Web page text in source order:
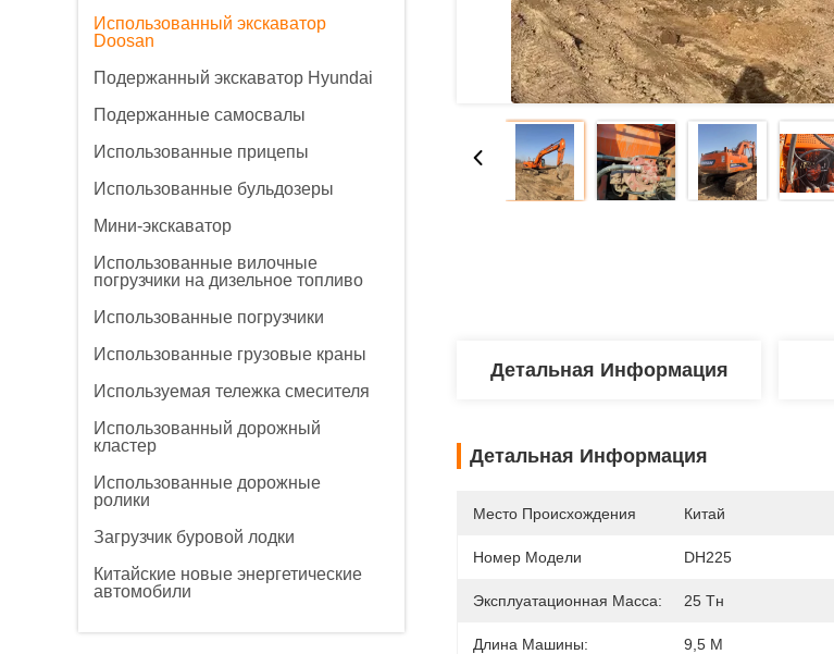
Использованный экскаватор
Doosan
Подержанный экскаватор Hyundai
Подержанные самосвалы
Использованные прицепы
Использованные бульдозеры
Мини-экскаватор
Использованные вилочные
погрузчики на дизельное топливо
Использованные погрузчики
Использованные грузовые краны
Используемая тележка смесителя
Использованный дорожный
кластер
Использованные дорожные
ролики
Загрузчик буровой лодки
Китайские новые энергетические
автомобили
Детальная Информация
Детальная Информация
Место Происхождения Китай
Номер Модели DH225
Эксплуатационная Масса: 25 Тн
Длина Машины: 9,5 M